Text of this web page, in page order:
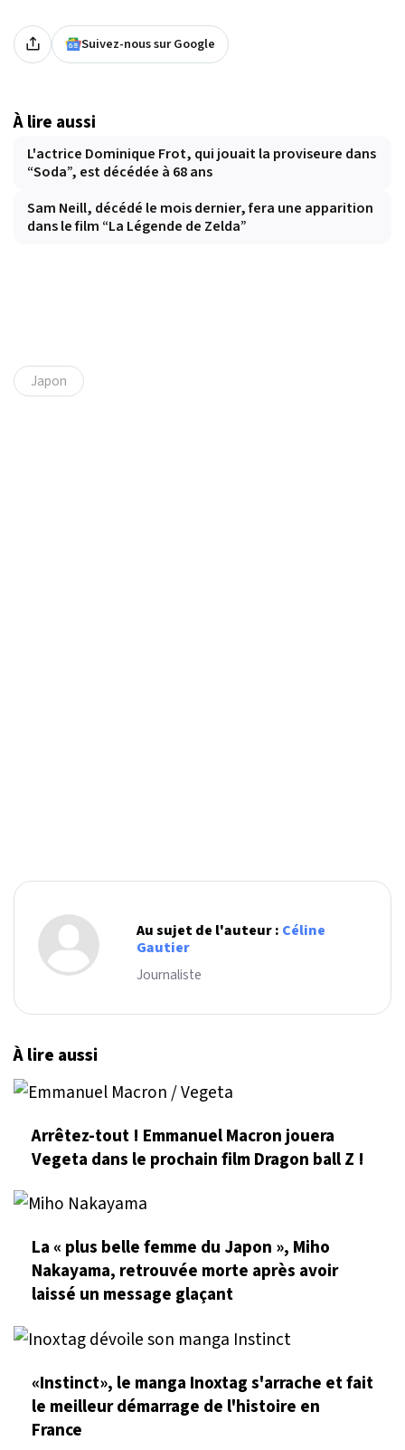
Suivez-nous sur Google
À lire aussi
L'actrice Dominique Frot, qui jouait la proviseure dans
“Soda”, est décédée à 68 ans
Sam Neill, décédé le mois dernier, fera une apparition
dans le film “La Légende de Zelda”
Japon
Au sujet de l'auteur : Céline
Gautier
Journaliste
À lire aussi
Arrêtez-tout ! Emmanuel Macron jouera
Vegeta dans le prochain film Dragon ball Z !
La « plus belle femme du Japon », Miho
Nakayama, retrouvée morte après avoir
laissé un message glaçant
«Instinct», le manga Inoxtag s'arrache et fait
le meilleur démarrage de l'histoire en
France